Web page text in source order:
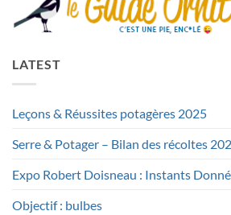
LATEST
Leçons & Réussites potagères 2025
Serre & Potager – Bilan des récoltes
Expo Robert Doisneau : Instants
Objectif : bulbes